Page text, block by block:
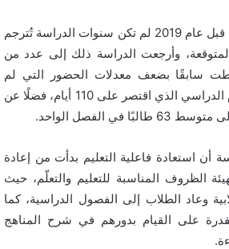
كما أوضحت الدراسة أنه قبل عام 2019 لم تكن سنوات الدراسة تُترجم
المتوقعة، وأرجعت الدراسة ذلك إلى عدد من
سابقًا بضعف معدلات الحضور التي لم
تتجاوز 15%، وقِصر العام الدراسي الذي اقتصر على 110 أيام، فضلًا عن
في الفصل الواحد.
أن استعادة فاعلية التعليم بدأت من إعادة
الظروف المناسبة للتعليم والتعلّم، حيث
وعاد الطلاب إلى الفصول الدراسية، كما
على القيام بدورهم في شرح المناهج